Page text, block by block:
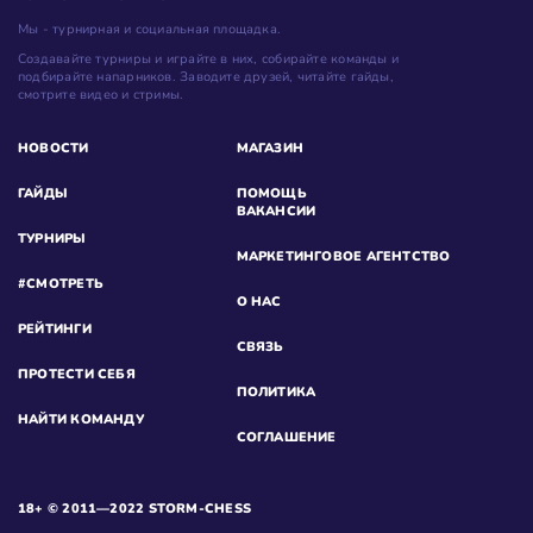
Мы - турнирная и социальная площадка.
Создавайте турниры и играйте в них, собирайте команды и
подбирайте напарников. Заводите друзей, читайте гайды,
смотрите видео и стримы.
НОВОСТИ
ГАЙДЫ
ТУРНИРЫ
#СМОТРЕТЬ
РЕЙТИНГИ
ПРОТЕСТИ СЕБЯ
НАЙТИ КОМАНДУ
МАГАЗИН
ПОМОЩЬ
ВАКАНСИИ
МАРКЕТИНГОВОЕ АГЕНТСТВО
О НАС
СВЯЗЬ
ПОЛИТИКА
СОГЛАШЕНИЕ
18+ © 2011—2022 STORM-CHESS